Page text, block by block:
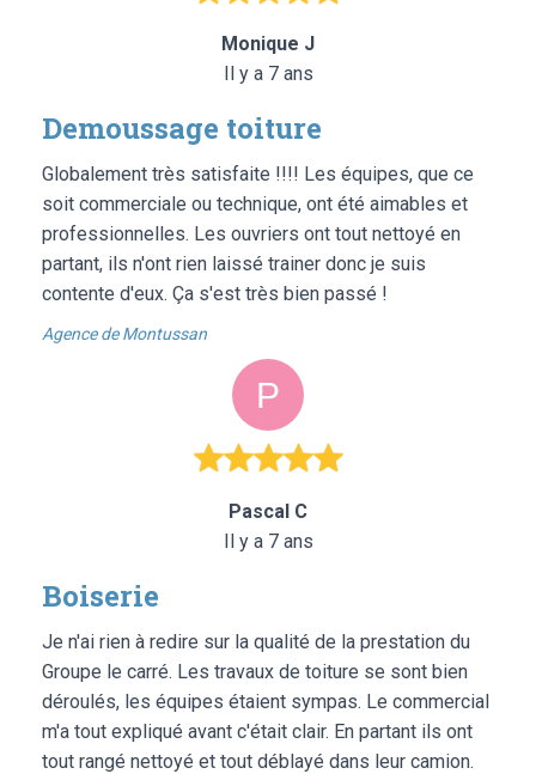
Monique J
Il y a 7 ans
Demoussage toiture
Globalement très satisfaite !!!! Les équipes, que ce
soit commerciale ou technique, ont été aimables et
professionnelles. Les ouvriers ont tout nettoyé en
partant, ils n'ont rien laissé trainer donc je suis
contente d'eux. Ça s'est très bien passé !
Agence de Montussan
Pascal C
Il y a 7 ans
Boiserie
Je n'ai rien à redire sur la qualité de la prestation du
Groupe le carré. Les travaux de toiture se sont bien
déroulés, les équipes étaient sympas. Le commercial
m'a tout expliqué avant c'était clair. En partant ils ont
tout rangé nettoyé et tout déblayé dans leur camion.